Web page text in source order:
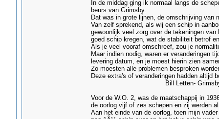
In de middag ging ik normaal langs de
beurs van Grimsby.
Dat was in grote lijnen, de omschrijving van
Van zelf sprekend, als wij een schip in
gewoonlijk veel zorg over de tekeningen
goed schip kregen, wat de stabiliteit betrof
Als je veel vooraf omschreef, zou je
Maar indien nodig, waren er veranderingen
levering datum, en je moest hierin zien
Zo moesten alle problemen besproken
Deze extra's of veranderingen hadden altijd
Bill Letten-
Voor de W.O. 2, was de maatschappij in
de oorlog vijf of zes schepen en zij werden
Aan het einde van de oorlog, toen mijn